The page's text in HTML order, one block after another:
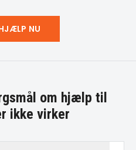
NU
om hjælp til
ikke virker